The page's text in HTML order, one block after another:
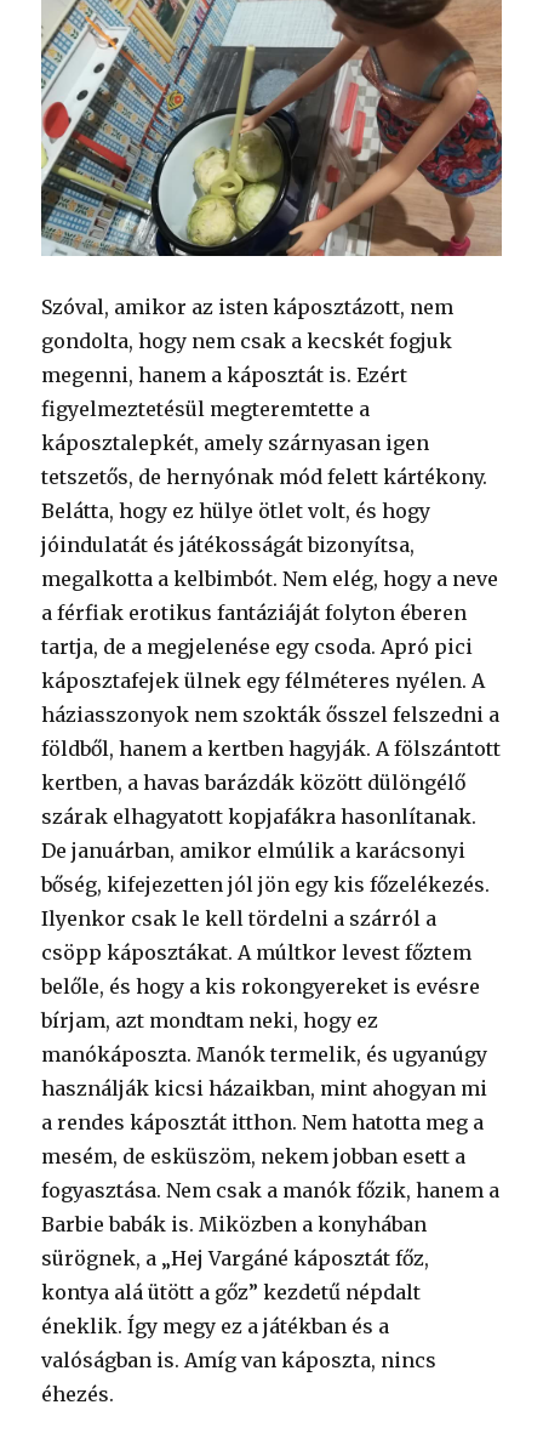
Szóval, amikor az isten káposztázott, nem
gondolta, hogy nem csak a kecskét fogjuk
megenni, hanem a káposztát is. Ezért
figyelmeztetésül megteremtette a
káposztalepkét, amely szárnyasan igen
tetszetős, de hernyónak mód felett kártékony.
Belátta, hogy ez hülye ötlet volt, és hogy
jóindulatát és játékosságát bizonyítsa,
megalkotta a kelbimbót. Nem elég, hogy a neve
a férfiak erotikus fantáziáját folyton éberen
tartja, de a megjelenése egy csoda. Apró pici
káposztafejek ülnek egy félméteres nyélen. A
háziasszonyok nem szokták ősszel felszedni a
földből, hanem a kertben hagyják. A fölszántott
kertben, a havas barázdák között dülöngélő
szárak elhagyatott kopjafákra hasonlítanak.
De januárban, amikor elmúlik a karácsonyi
bőség, kifejezetten jól jön egy kis főzelékezés.
Ilyenkor csak le kell tördelni a szárról a
csöpp káposztákat. A múltkor levest főztem
belőle, és hogy a kis rokongyereket is evésre
bírjam, azt mondtam neki, hogy ez
manókáposzta. Manók termelik, és ugyanúgy
használják kicsi házaikban, mint ahogyan mi
a rendes káposztát itthon. Nem hatotta meg a
mesém, de esküszöm, nekem jobban esett a
fogyasztása. Nem csak a manók főzik, hanem a
Barbie babák is. Miközben a konyhában
sürögnek, a „Hej Vargáné káposztát főz,
kontya alá ütött a gőz” kezdetű népdalt
éneklik. Így megy ez a játékban és a
valóságban is. Amíg van káposzta, nincs
éhezés.